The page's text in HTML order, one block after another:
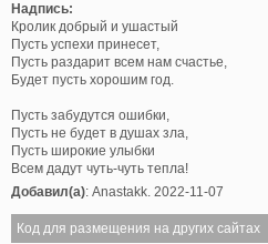
Надпись:
Кролик добрый и ушастый
Пусть успехи принесет,
Пусть раздарит всем нам счастье,
Будет пусть хорошим год.
Пусть забудутся ошибки,
Пусть не будет в душах зла,
Пусть широкие улыбки
Всем дадут чуть-чуть тепла!
Добавил(а): Anastakk. 2022-11-07
Код для размещения на других сайтах